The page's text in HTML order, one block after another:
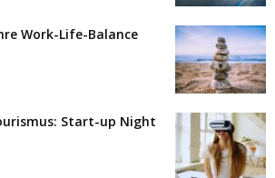
Work-Life-Balance
Start-up Night